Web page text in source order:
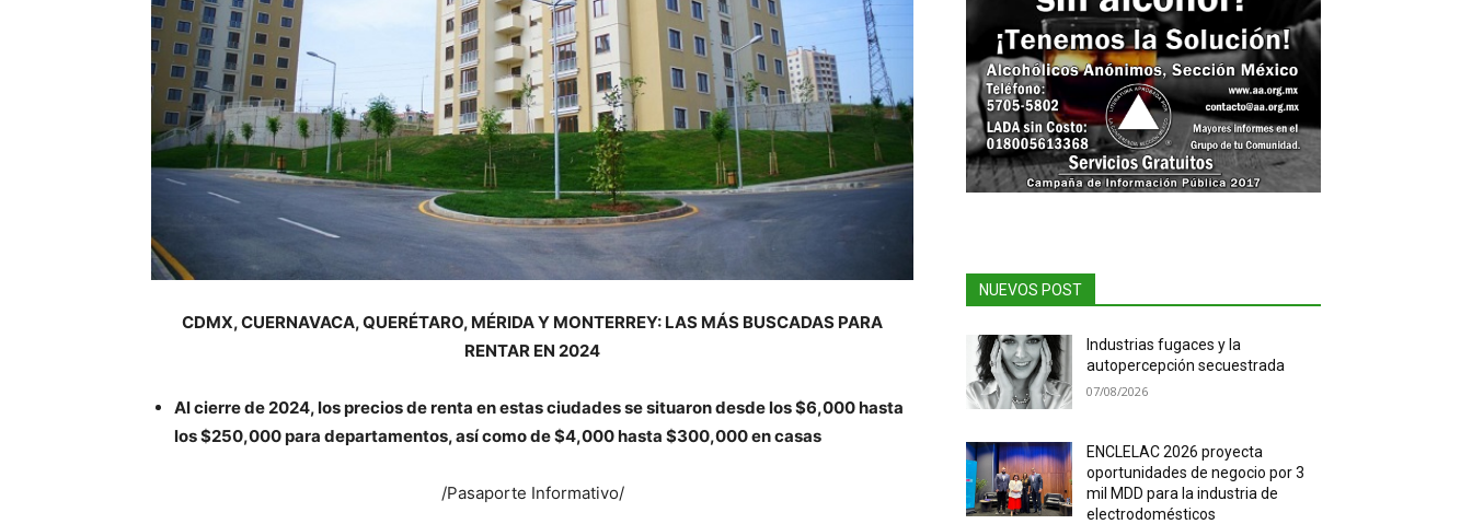
CDMX, CUERNAVACA, QUERÉTARO, MÉRIDA Y MONTERREY: LAS MÁS BUSCADAS PARA
RENTAR EN 2024
Al cierre de 2024, los precios de renta en estas ciudades se situaron desde los $6,000 hasta
los $250,000 para departamentos, así como de $4,000 hasta $300,000 en casas
/Pasaporte Informativo/
NUEVOS POST
Industrias fugaces y la
autopercepción secuestrada
07/08/2026
ENCLELAC 2026 proyecta
oportunidades de negocio por 3
mil MDD para la industria de
electrodomésticos